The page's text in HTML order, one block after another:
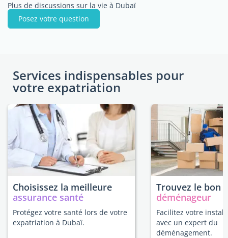
Plus de discussions sur la vie à Dubaï
Posez votre question
Services indispensables pour
votre expatriation
Choisissez la meilleure
assurance santé
Protégez votre santé lors de votre
expatriation à Dubaï.
Trouvez le bon
déménageur
Facilitez votre
avec un expert du
déménagement.